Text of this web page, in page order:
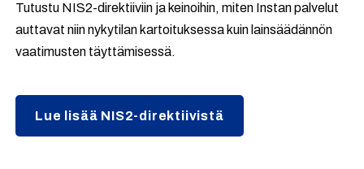
Tutustu NIS2-direktiiviin ja keinoihin, miten Instan palvelut
auttavat niin nykytilan kartoituksessa kuin lainsäädännön
vaatimusten täyttämisessä.
Lue lisää NIS2-direktiivistä